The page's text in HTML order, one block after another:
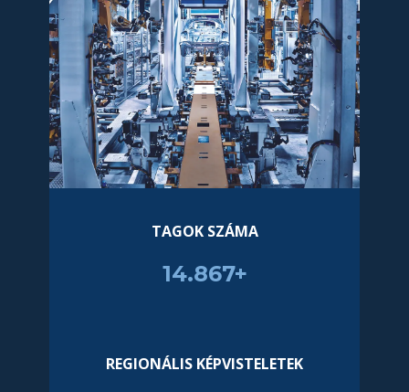
TAGOK SZÁMA
14.985+
REGIONÁLIS KÉPVISTELETEK